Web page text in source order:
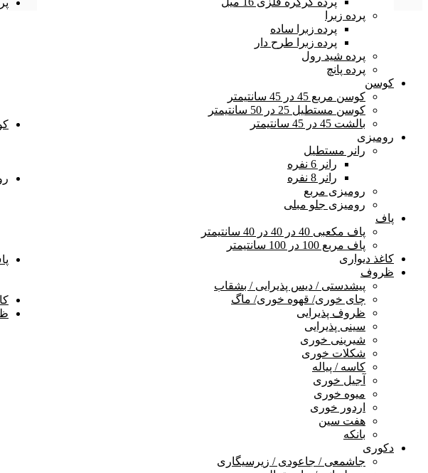
پرده زبرا
پرده زبرا ساده
پرده زبرا طرح دار
پرده شید رول
پرده پانچ
کوسن
کوسن مربع 45 در 45 سانتیمتر
کوسن مستطیل 25 در 50 سانتیمتر
بالشت 45 در 45 سانتیمتر
رومیزی
رانر مستطیل
رانر 6 نفره
رانر 8 نفره
رومیزی مربع
رومیزی جلو مبلی
پاف
پاف مکعبی 40 در 40 در 40 سانتیمتر
پاف مربع 100 در 100 سانتیمتر
کاغذ دیواری
ظروف
پیشدستی / دیس پذیرایی / بشقاب
چای خوری/ قهوه خوری/ ماگ
ظروف پذیرایی
سینی پذیرایی
شیرینی خوری
شکلات خوری
کاسه / پیاله
آجیل خوری
میوه خوری
اردور خوری
هفت سین
بانکه
دکوری
جاشمعی / جاعودی / زیرسیگاری